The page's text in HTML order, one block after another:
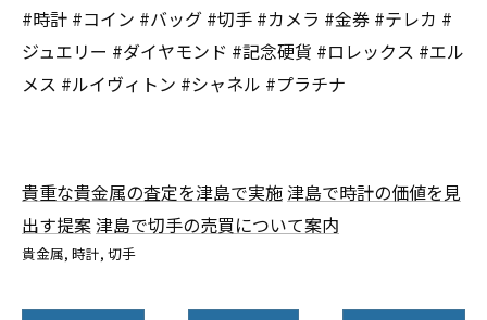
#時計 #コイン #バッグ #切手 #カメラ #金券 #テレカ #
ジュエリー #ダイヤモンド #記念硬貨 #ロレックス #エル
メス #ルイヴィトン #シャネル #プラチナ
貴重な貴金属の査定を津島で実施 津島で時計の価値を見
出す提案 津島で切手の売買について案内
貴金属 時計 切手